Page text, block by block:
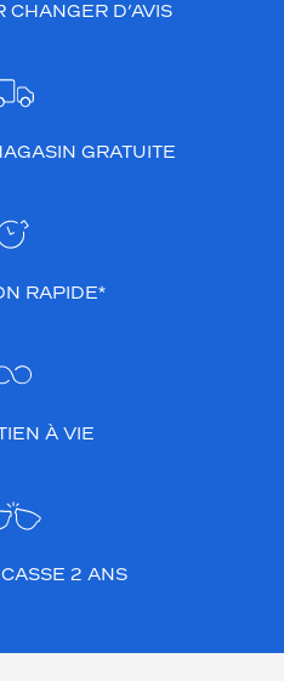
D’AVIS
GRATUITE
RAPIDE*
À VIE
2 ANS